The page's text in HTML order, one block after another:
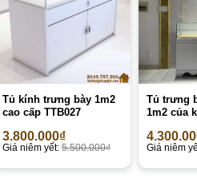
Tủ kính trưng bày 1m2
cao cấp TTB027
3.800.000₫
Giá niêm yết: 5.500.000₫
Tủ trưng
1m2 của
Giá niêm